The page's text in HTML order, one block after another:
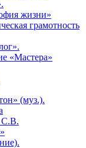
жизни»
грамотность
«Мастера»
(муз.).
С.В.